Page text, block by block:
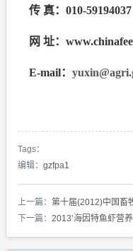
传 真： 010-59194037
网 址：
E-mail：
Tags：
编辑： gzfpa1
上一篇： 第十届(2012)中国畜
下一篇： 2013’海因特鱼虾营